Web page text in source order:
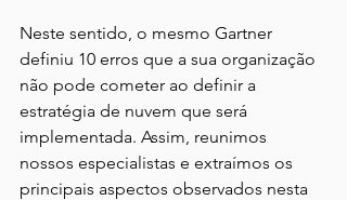
Neste sentido, o mesmo Gartner
definiu 10 erros que a sua organização
não pode cometer ao definir a
estratégia de nuvem que será
implementada. Assim, reunimos
nossos especialistas e extraímos os
principais aspectos observados nesta